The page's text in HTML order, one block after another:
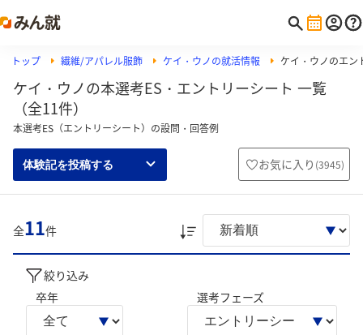
トップ 繊維/アパレル服飾 ケイ・ウノの就活情報 ケイ・ウノのエン
ケイ・ウノの本選考ES・エントリーシート 一覧
（全11件）
本選考ES（エントリーシート）の設問・回答例
体験記を投稿する お気に入り (3945)
全11件
絞り込み
卒年
選考フェーズ